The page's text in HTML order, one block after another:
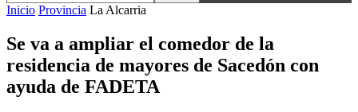
Inicio Provincia La Alcarria
Se va a ampliar el comedor de la
residencia de mayores de Sacedón con
ayuda de FADETA